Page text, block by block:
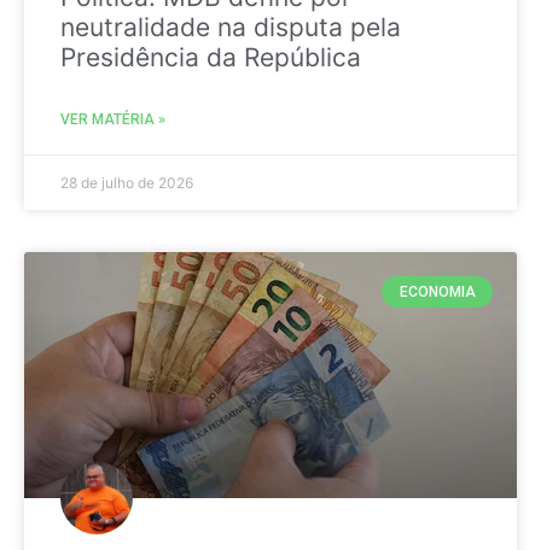
neutralidade na disputa pela
Presidência da República
VER MATÉRIA »
28 de julho de 2026
ECONOMIA